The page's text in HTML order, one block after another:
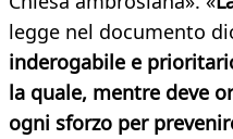
legge nel documento
inderogabile e
la quale, mentre deve
ogni sforzo per